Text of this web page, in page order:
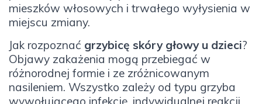
mieszków włosowych i trwałego wyłysienia w
miejscu zmiany.
Jak rozpoznać grzybicę skóry głowy u dzieci?
Objawy zakażenia mogą przebiegać w
różnorodnej formie i ze zróżnicowanym
nasileniem. Wszystko zależy od typu grzyba
wywołującego infekcję, indywidualnej reakcji